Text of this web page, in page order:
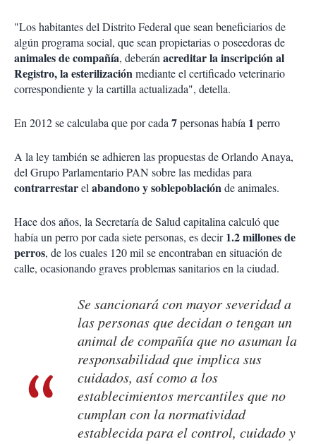
"Los habitantes del Distrito Federal que sean beneficiarios de
algún programa social, que sean propietarias o poseedoras de
animales de compañía, deberánacreditar la inscripción al
Registro, la esterilizaciónmediante el certificado veterinario
correspondiente y la cartilla actualizada", detella.
En 2012 se calculaba que por cada7personas había 1 perro
A la ley también se adhieren las propuestas de Orlando Anaya,
del Grupo Parlamentario PAN sobre las medidas para
contrarrestarelabandono y soblepoblaciónde animales.
Hace dos años, la Secretaría de Salud capitalina calculó que
había un perro por cada siete personas, es decir1.2 millones de
perros, de los cuales 120 mil se encontraban en situación de
calle, ocasionando graves problemas sanitarios en la ciudad.
Se sancionará con mayor severidad a
las personas que decidan o tengan un
animal de compañía que no asuman la
responsabilidad que implica sus
cuidados, así como a los
establecimientos mercantiles que no
cumplan con la normatividad
establecida para el control, cuidado y